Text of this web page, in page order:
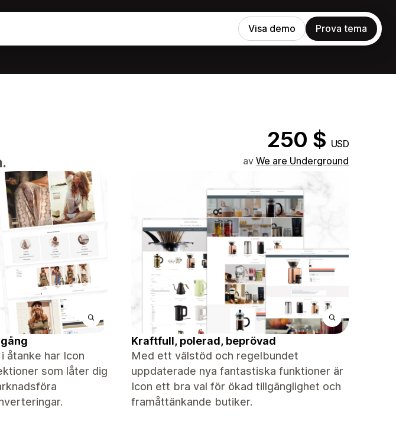
Visa demo Prova tema
250 $ USD
av We are Underground
åtanke har Icon
som låter dig
Kraftfull, polerad, beprövad
Med ett välstöd och regelbundet
uppdaterade nya fantastiska funktioner är
Icon ett bra val för ökad tillgänglighet och
framåttänkande butiker.